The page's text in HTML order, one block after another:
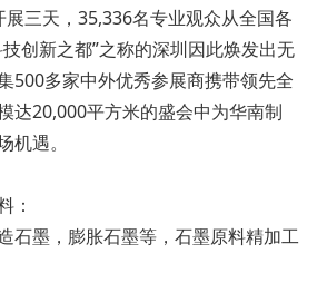
三天，35,336名专业观众从全国各
创新之都”之称的深圳因此焕发出无
500多家中外优秀参展商携带领先全
达20,000平方米的盛会中为华南制
机遇。
：
石墨，膨胀石墨等，石墨原料精加工